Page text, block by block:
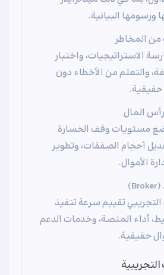
ورسومها البيانية.
الاستراتيجيات، واختبار
والتعلم من الأخطاء دون
حقيقية.
مستويات وقف الخسارة
أحجام الصفقات، وتطوير
الأموال.
تقييم سرعة تنفيذ
أداء المنصة، وخدمات الدعم
حقيقية.